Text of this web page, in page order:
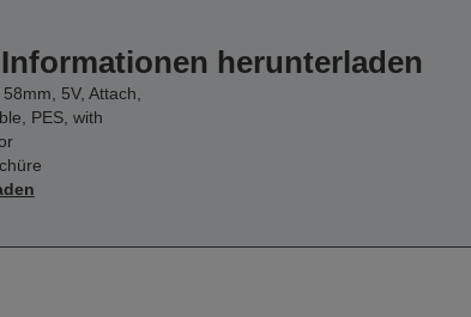
herunterladen
5V, Attach,
PES, with